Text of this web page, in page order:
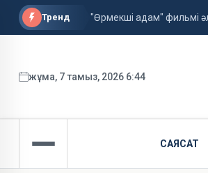
Тренд "Өрмекші адам" фильмі
ФИФА басшысы қызметін
жұма, 7 тамыз, 2026 6:44
САЯСАТ